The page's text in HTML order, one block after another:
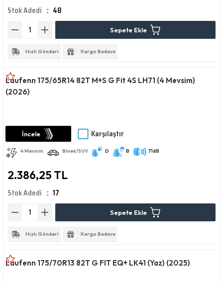
Stok Adedi 48
Sepete Ekle
Hızlı Gönderi Kargo Bedava
Laufenn 175/65R14 82T M+S G Fit 4S LH71 (4 Mevsim)
(2026)
İncele Karşılaştır
4 Mevsim Binek/SUV D B 71dB
2.386,25 TL
Stok Adedi 17
Sepete Ekle
Hızlı Gönderi Kargo Bedava
Laufenn 175/70R13 82T G FIT EQ+ LK41 (Yaz) (2025)